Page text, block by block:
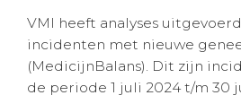
Winkelwagentje
Aanmelden nieuwsbrief
VMI heeft analyses
incidenten met nieuwe
(MedicijnBalans). Dit zijn
de periode 1 juli 2024 t/m 30